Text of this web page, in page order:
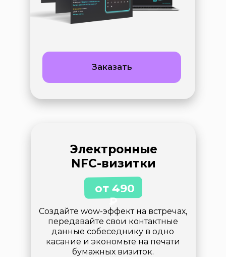
Электронные
NFC-визитки
от 490
₽
Создайте wow-эффект на встречах,
передавайте свои контактные
данные собеседнику в одно
касание и экономьте на печати
бумажных визиток.
Заказать